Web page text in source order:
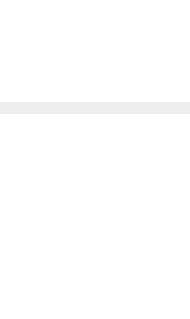
생각 관점 바꾸기)
NLP) 요법